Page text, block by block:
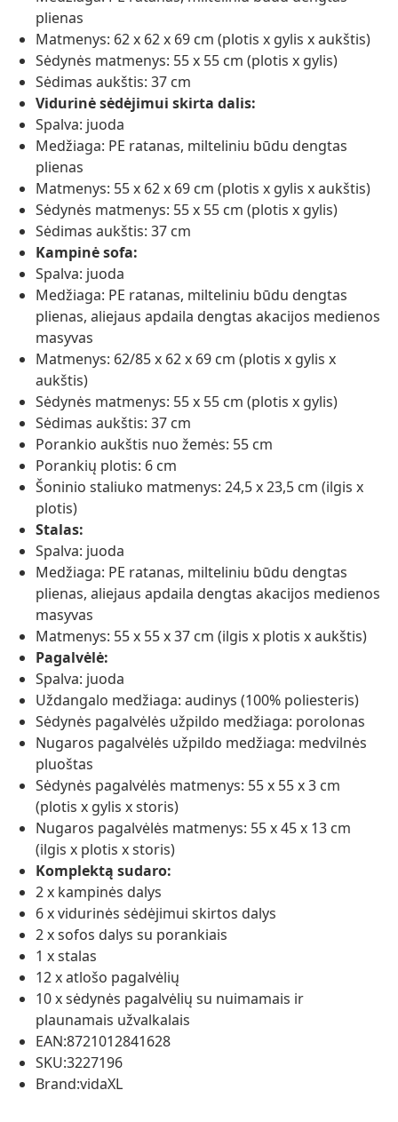
plienas
Matmenys: 62 x 62 x 69 cm (plotis x gylis x aukštis)
Sėdynės matmenys: 55 x 55 cm (plotis x gylis)
Sėdimas aukštis: 37 cm
Vidurinė sėdėjimui skirta dalis:
Spalva: juoda
Medžiaga: PE ratanas, milteliniu būdu dengtas
plienas
Matmenys: 55 x 62 x 69 cm (plotis x gylis x aukštis)
Sėdynės matmenys: 55 x 55 cm (plotis x gylis)
Sėdimas aukštis: 37 cm
Kampinė sofa:
Spalva: juoda
Medžiaga: PE ratanas, milteliniu būdu dengtas
plienas, aliejaus apdaila dengtas akacijos medienos
masyvas
Matmenys: 62/85 x 62 x 69 cm (plotis x gylis x
aukštis)
Sėdynės matmenys: 55 x 55 cm (plotis x gylis)
Sėdimas aukštis: 37 cm
Porankio aukštis nuo žemės: 55 cm
Porankių plotis: 6 cm
Šoninio staliuko matmenys: 24,5 x 23,5 cm (ilgis x
plotis)
Stalas:
Spalva: juoda
Medžiaga: PE ratanas, milteliniu būdu dengtas
plienas, aliejaus apdaila dengtas akacijos medienos
masyvas
Matmenys: 55 x 55 x 37 cm (ilgis x plotis x aukštis)
Pagalvėlė:
Spalva: juoda
Uždangalo medžiaga: audinys (100% poliesteris)
Sėdynės pagalvėlės užpildo medžiaga: porolonas
Nugaros pagalvėlės užpildo medžiaga: medvilnės
pluoštas
Sėdynės pagalvėlės matmenys: 55 x 55 x 3 cm
(plotis x gylis x storis)
Nugaros pagalvėlės matmenys: 55 x 45 x 13 cm
(ilgis x plotis x storis)
Komplektą sudaro:
2 x kampinės dalys
6 x vidurinės sėdėjimui skirtos dalys
2 x sofos dalys su porankiais
1 x stalas
12 x atlošo pagalvėlių
10 x sėdynės pagalvėlių su nuimamais ir
plaunamais užvalkalais
EAN:8721012841628
SKU:3227196
Brand:vidaXL